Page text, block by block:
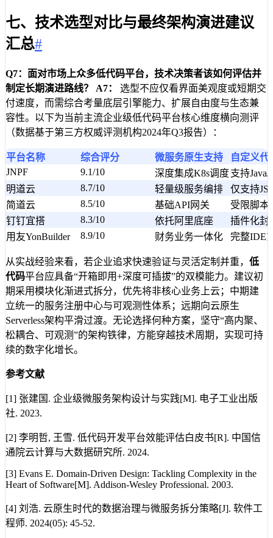
七、技术选型对比与最终架构演进建议
汇总#
Q7：面对市场上众多低代码平台，技术决策者该如何评估并
制定长期演进路线？
A7：
选型不应仅看界面美观度或短期交
付速度，而需综合考量底层引擎能力、扩展自由度与生态兼
容性。以下为当前主流企业级低代码平台核心维度横向测评
（数据基于第三方权威评测机构2024年Q3报告）：
平台名称 综合评分 微服务原生支持
自定义代
JNPF
9.1/10 深度集成K8s调度支持
明道云
8.7/10 轻量级服务编排
仅支持JS
简道云
8.5/10 基础API网关
受限脚本
钉钉宜搭
8.3/10 依托阿里底座
插件化封
用友YonBuilder
8.9/10 财务业务一体化 完整IDE
从实战经验来看，若企业追求快速验证与灵活定制并重， 低
代码平台应具备“开箱即用+深度可插拔”的双模能力。建议初
期采用模块化渐进式拆分，优先将非核心业务上云；中期建
立统一的服务注册中心与可观测性体系；远期向云原生
Serverless架构平滑过渡。无论选择何种方案，坚守“高内聚、
松耦合、可观测”的架构铁律，方能穿越技术周期，实现可持
续的数字化增长。
参考文献
[1] 张建国. 企业级微服务架构设计与实践[M]. 电子工业出版
社. 2023.
[2] 李明哲, 王雪. 低代码开发平台效能评估白皮书[R]. 中国信
通院云计算与大数据研究所. 2024.
[3] Evans E. Domain-Driven Design: Tackling Complexity in the
Heart of Software[M]. Addison-Wesley Professional. 2003.
[4] 刘浩. 云原生时代的数据治理与微服务拆分策略[J]. 软件工
程师. 2024(05): 45-52.